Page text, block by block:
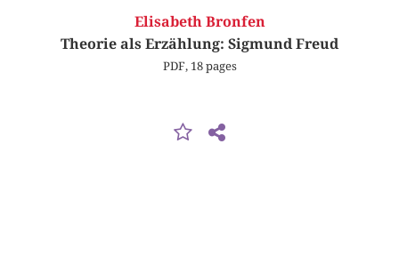
Elisabeth Bronfen
Theorie als Erzählung: Sigmund Freud
PDF, 18 pages